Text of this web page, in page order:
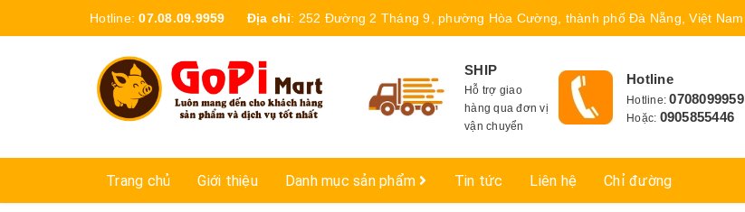
Hotline:07.08.09.9959 Địa chỉ: 252 Đường 2 Tháng 9, phường Hòa Cường, thành phố Đà Nẵng, Việt Nam
SHIP
Hỗ trợ giao
hàng qua đơn vị
vận chuyển
Hotline
Hotline:0708099959
Hoặc: 0905855446
Trang chủ Giới thiệu Danh mục sản phẩm Tin tức Liên hệ Chỉ đường